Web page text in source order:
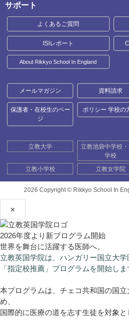
サポート
よくあるご質問
ISIレポート
About Rikkyo School In England
メールマガジン 資料請求
保護者・在校生のペー
ジ
ポリシー 学校の
立教大学
立教池袋中学校
学校
立教小学校
立教女学院
2026 Copyright © Rikkyo School In
×
2026年度より新プログラム開始
世界を舞台に活躍する医師へ。
立教英国学院は、ハンガリー国立大学
「指定校推薦」プログラムを開始しま
本プログラムは、チェコ共和国の国
め、
国際的に医療の道を志す生徒を対象と